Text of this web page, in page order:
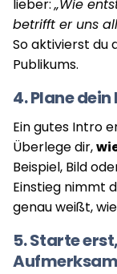
lieber:„Wie
betrifft er uns
So aktivierst du
Publikums.
4. Plane
Ein gutes Intro
Überlege dir,
Beispiel, Bild
Einstieg nimmt
genau weißt,
5. Starte